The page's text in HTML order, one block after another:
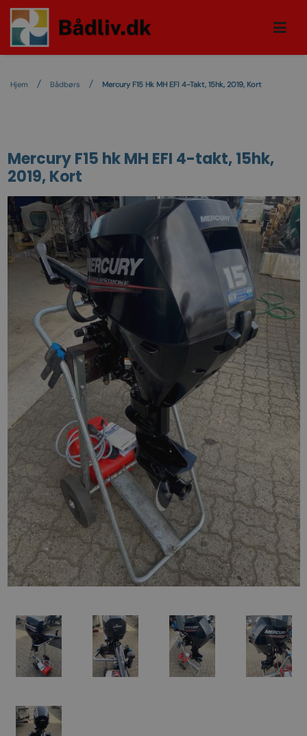
Hjem Bådbørs Mercury F15 Hk MH EFI 4-Takt, 15hk, 2019, Kort
Mercury F15 hk MH EFI 4-takt, 15hk,
2019, Kort